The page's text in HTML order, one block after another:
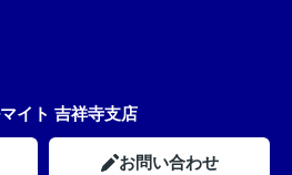
イト 吉祥寺支店
お問い合わせ